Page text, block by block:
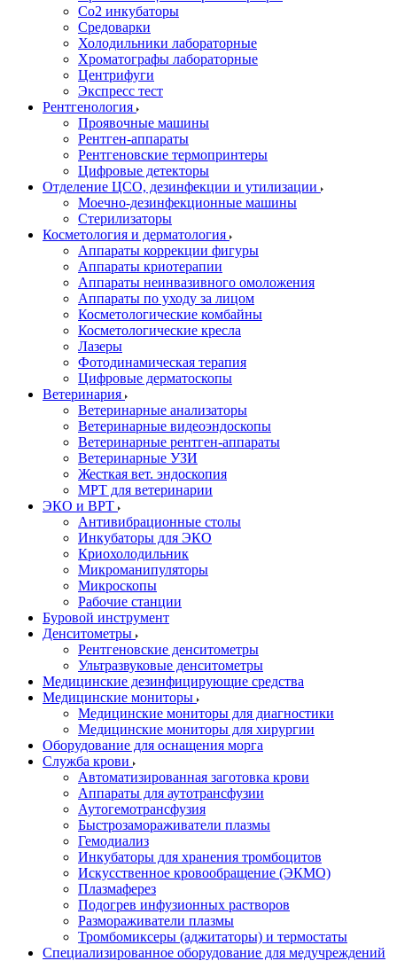
Со2 инкубаторы
Средоварки
Холодильники лабораторные
Хроматографы лабораторные
Центрифуги
Экспресс тест
Рентгенология
Проявочные машины
Рентген-аппараты
Рентгеновские термопринтеры
Цифровые детекторы
Отделение ЦСО, дезинфекции и утилизации
Моечно-дезинфекционные машины
Стерилизаторы
Косметология и дерматология
Аппараты коррекции фигуры
Аппараты криотерапии
Аппараты неинвазивного омоложения
Аппараты по уходу за лицом
Косметологические комбайны
Косметологические кресла
Лазеры
Фотодинамическая терапия
Цифровые дерматоскопы
Ветеринария
Ветеринарные анализаторы
Ветеринарные видеоэндоскопы
Ветеринарные рентген-аппараты
Ветеринарные УЗИ
Жесткая вет. эндоскопия
МРТ для ветеринарии
ЭКО и ВРТ
Антивибрационные столы
Инкубаторы для ЭКО
Криохолодильник
Микроманипуляторы
Микроскопы
Рабочие станции
Буровой инструмент
Денситометры
Рентгеновские денситометры
Ультразвуковые денситометры
Медицинские дезинфицирующие средства
Медицинские мониторы
Медицинские мониторы для диагностики
Медицинские мониторы для хирургии
Оборудование для оснащения морга
Служба крови
Автоматизированная заготовка крови
Аппараты для аутотрансфузии
Аутогемотрансфузия
Быстрозамораживатели плазмы
Гемодиализ
Инкубаторы для хранения тромбоцитов
Искусственное кровообращение (ЭКМО)
Плазмаферез
Подогрев инфузионных растворов
Размораживатели плазмы
Тромбомиксеры (аджитаторы) и термостаты
Специализированное оборудование для медучреждений